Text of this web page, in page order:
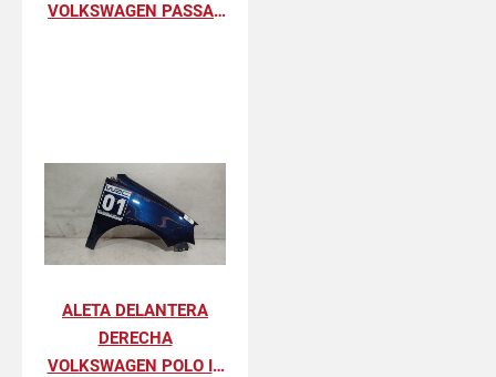
VOLKSWAGEN PASSAT
ALETA DELANTERA
DERECHA
VOLKSWAGEN POLO IV